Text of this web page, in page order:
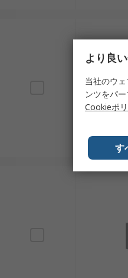
より良
当社のウ
ンツをパ
Cookieポ
す